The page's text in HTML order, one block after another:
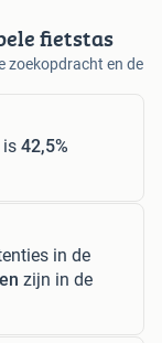
fietstas
zoekopdracht en de
is 42,5%
in de
zijn in de